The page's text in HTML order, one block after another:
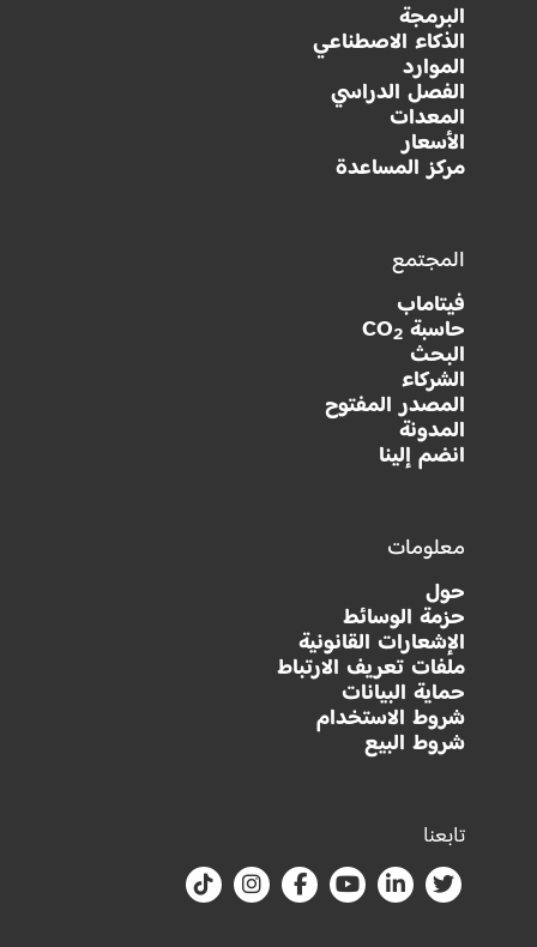
البرمجة
الذكاء الاصطناعي
الموارد
الفصل الدراسي
المعدات
الأسعار
مركز المساعدة
المجتمع
فيتاماب
حاسبة CO 2
البحث
الشركاء
المصدر المفتوح
المدونة
انضم إلينا
معلومات
حول
حزمة الوسائط
الإشعارات القانونية
ملفات تعريف الارتباط
حماية البيانات
شروط الاستخدام
شروط البيع
تابعنا